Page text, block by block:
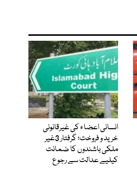
انسانی اعضاء کی غیرقانونی
خرید و فروخت؛ گرفتار 3غیر
ملکی باشندوں کا ضمانت
کیلیے عدالت سے رجوع